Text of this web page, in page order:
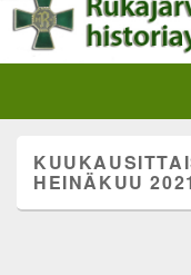
HEINÄKUU 2021